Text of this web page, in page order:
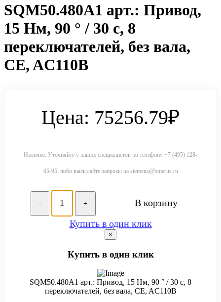
SQM50.480A1 арт.: Привод,
15 Нм, 90 ° / 30 с, 8
переключателей, без вала,
CE, AC110В
Цена: 75256.79₽
Наличие: Уточняйте у наших специалистов по телефону +7 (495) 128-
05-95, либо высылайте запросы на siemens@bmsrus.ru
- +
В корзину
Купить в один клик
×
Купить в один клик
SQM50.480A1 арт.: Привод, 15 Нм, 90 ° / 30 с, 8
переключателей, без вала, CE, AC110В